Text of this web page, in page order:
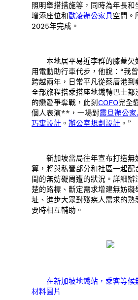
照明舉措措施等，同時為年長和
增添座位和歐凌辦公家具空間。
2025年完成。
本地居平易近李群的膝蓋欠
用電動助行車代步，他說：“我
跨越兩年，日常平凡從蔡厝港到
全部旅程搭乘搭座地鐵轉巴士都
的戀愛爭奪戰，此刻 COFO完全
個人表演**，一場對震旦辦公
巧寓設計 。辦公室規劃設計 。”
新加坡當局往年宣布打造無
算，將與私營部分和社區一起配
間的無妨礙周遭的狀況。詳細辦
楚的路標、斷定需求增建無妨礙
址、進步大眾對殘疾人需求的熟
要時相互輔助。
在新加坡地鐵站，乘客等候
材料圖片